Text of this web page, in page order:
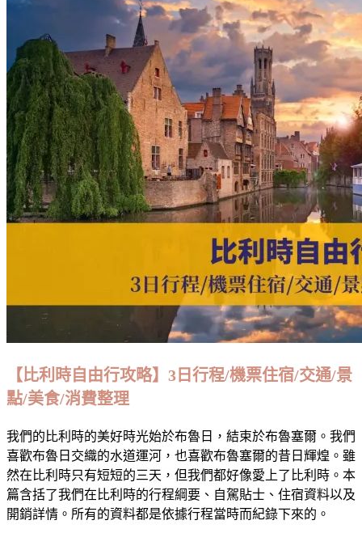
由
行
攻
略
·
行
程
規
劃、
熱
住
宿
及
注
意
事
項
【比利時自由行攻略】3日行程/機票住宿/交通/景
點/美食/消費整理
我們的比利時的美好時光始於布魯日，結束於布魯塞爾。我們
喜歡布魯日交織的水道運河，也喜歡布魯塞爾的昔日輝煌。雖
然在比利時只有短短的三天，但我們都好像愛上了比利時。本
篇含括了我們在比利時的行程綱要、自駕貼士、住宿資料以及
開銷詳情。所有的資料都是依據行程當時而紀錄下來的。